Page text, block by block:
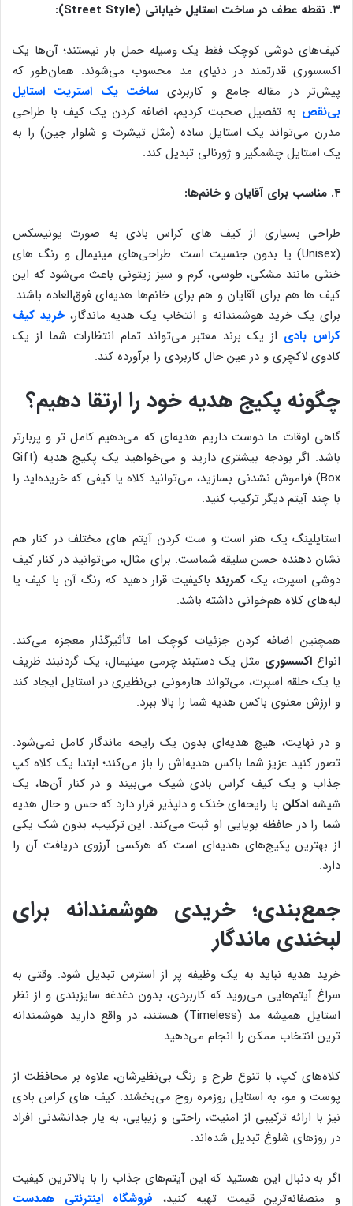
۳. نقطه عطف در ساخت استایل خیابانی (Street Style):
کیف‌های دوشی کوچک فقط یک وسیله حمل بار نیستند؛ آن‌ها یک
اکسسوری قدرتمند در دنیای مد محسوب می‌شوند. همان‌طور که
پیش‌تر در مقاله جامع و کاربردی ساخت یک استریت استایل
بی‌نقص به تفصیل صحبت کردیم، اضافه کردن یک کیف با طراحی
مدرن می‌تواند یک استایل ساده (مثل تیشرت و شلوار جین) را به
یک استایل چشمگیر و ژورنالی تبدیل کند.
۴. مناسب برای آقایان و خانم‌ها:
طراحی بسیاری از کیف های کراس بادی به صورت یونیسکس
(Unisex) یا بدون جنسیت است. طراحی‌های مینیمال و رنگ های
خنثی مانند مشکی، طوسی، کرم و سبز زیتونی باعث می‌شود که این
کیف ها هم برای آقایان و هم برای خانم‌ها هدیه‌ای فوق‌العاده باشند.
برای یک خرید هوشمندانه و انتخاب یک هدیه ماندگار،خرید کیف
کراس بادی از یک برند معتبر می‌تواند تمام انتظارات شما از یک
کادوی لاکچری و در عین حال کاربردی را برآورده کند.
چگونه پکیج هدیه خود را ارتقا دهیم؟
گاهی اوقات ما دوست داریم هدیه‌ای که می‌دهیم کامل تر و پربارتر
باشد. اگر بودجه بیشتری دارید و می‌خواهید یک پکیج هدیه (Gift
Box) فراموش نشدنی بسازید، می‌توانید کلاه یا کیفی که خریده‌اید را
با چند آیتم دیگر ترکیب کنید.
استایلینگ یک هنر است و ست کردن آیتم های مختلف در کنار هم
نشان دهنده حسن سلیقه شماست. برای مثال، می‌توانید در کنار کیف
دوشی اسپرت، یک کمربندباکیفیت قرار دهید که رنگ آن با کیف یا
لبه‌های کلاه هم‌خوانی داشته باشد.
همچنین اضافه کردن جزئیات کوچک اما تأثیرگذار معجزه می‌کند.
انواع اکسسوری مثل یک دستبند چرمی مینیمال، یک گردنبند ظریف
یا یک حلقه اسپرت، می‌تواند هارمونی بی‌نظیری در استایل ایجاد کند
و ارزش معنوی باکس هدیه شما را بالا ببرد.
و در نهایت، هیچ هدیه‌ای بدون یک رایحه ماندگار کامل نمی‌شود.
تصور کنید عزیز شما باکس هدیه‌اش را باز می‌کند؛ ابتدا یک کلاه کپ
جذاب و یک کیف کراس بادی شیک می‌بیند و در کنار آن‌ها، یک
شیشهادکلن با رایحه‌ای خنک و دلپذیر قرار دارد که حس و حال هدیه
شما را در حافظه بویایی او ثبت می‌کند. این ترکیب، بدون شک یکی
از بهترین پکیج‌های هدیه‌ای است که هرکسی آرزوی دریافت آن را
دارد.
جمع‌بندی؛ خریدی هوشمندانه برای
لبخندی ماندگار
خرید هدیه نباید به یک وظیفه پر از استرس تبدیل شود. وقتی به
سراغ آیتم‌هایی می‌روید که کاربردی، بدون دغدغه سایزبندی و از نظر
استایل همیشه مد (Timeless) هستند، در واقع دارید هوشمندانه
ترین انتخاب ممکن را انجام می‌دهید.
کلاه‌های کپ، با تنوع طرح و رنگ بی‌نظیرشان، علاوه بر محافظت از
پوست و مو، به استایل روزمره روح می‌بخشند. کیف های کراس بادی
نیز با ارائه ترکیبی از امنیت، راحتی و زیبایی، به یار جدانشدنی افراد
در روزهای شلوغ تبدیل شده‌اند.
اگر به دنبال این هستید که این آیتم‌های جذاب را با بالاترین کیفیت
و منصفانه‌ترین قیمت تهیه کنید، فروشگاه اینترنتی همدست